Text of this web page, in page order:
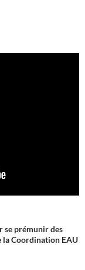
se prémunir des
la Coordination EAU